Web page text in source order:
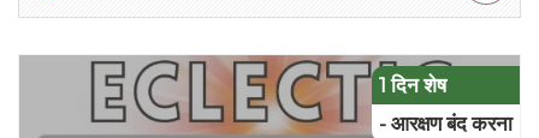
1 दिन शेष
- आरक्षण बंद करना